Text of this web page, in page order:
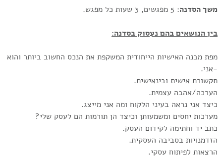
משך הסדנה: 5 מפגשים, 3 שעות כל מפגש.
בין הנושאים בהם נעסוק בסדנה:
מפת מבנה האישיות הייחודית המשקפת את הנכס החשוב ביותר והוא
-אני.
תקשורת אישית ובינאישית.
הערכה/אהבה עצמית.
כיצד אני נראה בעיני הלקוח ומה אני מייצג.
מערכות יחסים ומשמעותן וכיצד הן תורמות הם לעסק שלי?
כתב יד וחתימה לקידום העסק.
הזדמנויות בסביבה העסקית.
הרצאות לפיתוח עסקי.